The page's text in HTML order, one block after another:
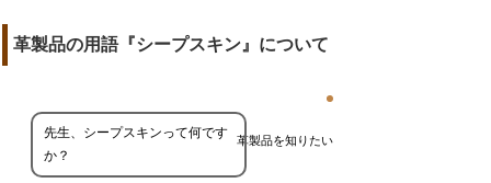
革製品の用語『シープスキン』について
革製品を知りたい
先生、シープスキンって何です
か？